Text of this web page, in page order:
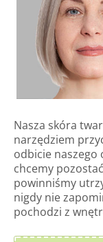
Nasza skóra
narzędziem
odbicie naszego
chcemy
powinniśmy
nigdy nie
pochodzi z